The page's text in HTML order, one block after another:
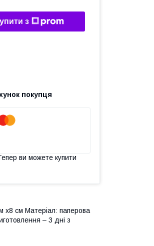
з
покупця
ви можете купити
х8 см Матеріал: паперова
– 3 дні з